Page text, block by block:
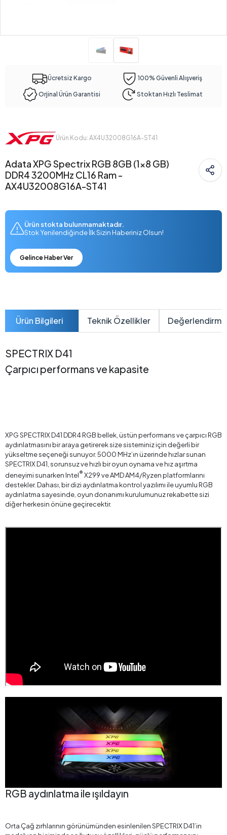
Ücretsiz Kargo 100% Güvenli Alışveriş
Orjinal Ürün Garantisi Stoktan Hızlı Teslimat
Ürün Kodu: AX4U32008G16A-ST41
Adata XPG Spectrix RGB 8GB (1x8 GB)
DDR4 3200MHz CL16 Ram -
AX4U32008G16A-ST41
Ürün stokta bulunmamaktadır.
Stok Yenilendiğinde İlk Sizin Haberiniz Olsun!
Gelince Haber Ver
Ürün Bilgileri Teknik Özellikler
SPECTRIX D41
Çarpıcı performans ve kapasite
XPG SPECTRIX D41 DDR4 RGB bellek, üstün performans ve çarpıcı RGB
aydınlatmasını bir araya getirerek size sisteminiz için değerli bir
yükseltme seçeneği sunuyor. 5000 MHz’ın üzerinde hızlar sunan
SPECTRIX D41, sorunsuz ve hızlı bir oyun oynama ve hız aşırtma
deneyimi sunarken Intel® X299 ve AMD AM4/Ryzen platformlarını
destekler. Dahası, bir dizi aydınlatma kontrol yazılımı ile uyumlu RGB
aydınlatma sayesinde, oyun donanımı kurulumunuz rekabette sizi
diğer herkesin önüne geçirecektir.
RGB aydınlatma ile ışıldayın
Orta Çağ zırhlarının görünümünden esinlenilen SPECTRIX D41’in